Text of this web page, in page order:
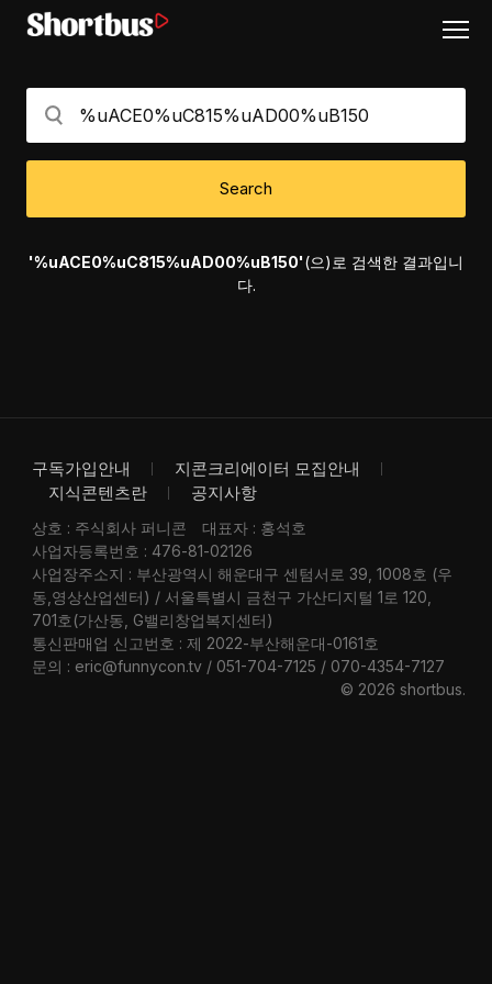
Search
'%uACE0%uC815%uAD00%uB150'(으)로 검색한 결과입니
다.
구독가입안내
지콘크리에이터 모집안내
지식콘텐츠란
공지사항
상호 : 주식회사 퍼니콘
대표자 : 홍석호
사업자등록번호 : 476-81-02126
사업장주소지 : 부산광역시 해운대구 센텀서로 39, 1008호 (우
동,영상산업센터) / 서울특별시 금천구 가산디지털 1로 120,
701호(가산동, G밸리창업복지센터)
통신판매업 신고번호 : 제 2022-부산해운대-0161호
문의 : eric@funnycon.tv / 051-704-7125 / 070-4354-7127
© 2026 shortbus.